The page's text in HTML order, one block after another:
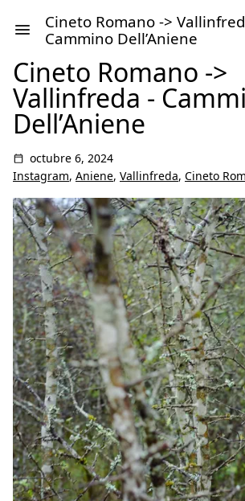
Cineto Romano ->
Cammino Dell’Aniene
Cineto Romano ->
Vallinfreda -
Dell’Aniene
octubre 6, 2024
Instagram, Aniene, Vallinfreda, Cineto